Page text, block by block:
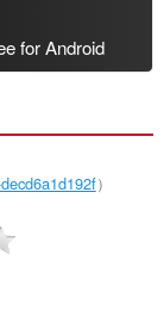
for Android
）